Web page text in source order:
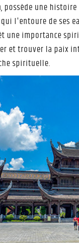
, possède une
l'entoure de ses
une importance
trouver la paix
spirituelle.